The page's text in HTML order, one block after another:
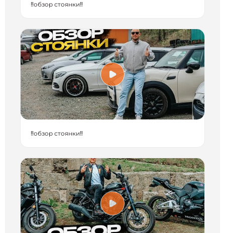
‼️обзор стоянки‼️
‼️обзор стоянки‼️